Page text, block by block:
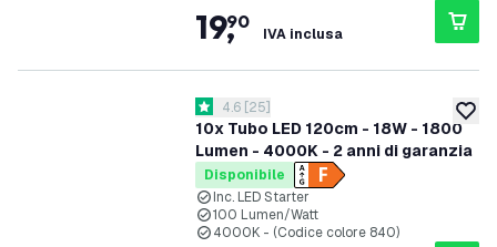
19,
90
IVA inclusa
10x Tubo LED 120cm - 18W - 1800
Lumen - 4000K - 2 anni di garanzia
apri il cassetto delle recensioni
4.6 stelle di valutazione
4.6 [25]
Disponibile
Inc. LED Starter
100 Lumen/Watt
4000K - (Codice colore 840)